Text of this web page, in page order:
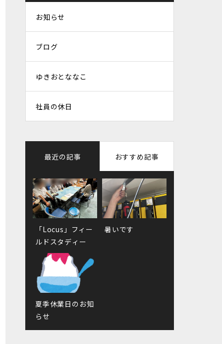
お知らせ
ブログ
ゆきおとななこ
社員の休日
最近の記事 おすすめ記事
「Locus」フィー
ルドスタディー
暑いです
夏季休業日のお知
らせ
徳島県へ納品に 今月のめあて
制御盤ができるま
で②